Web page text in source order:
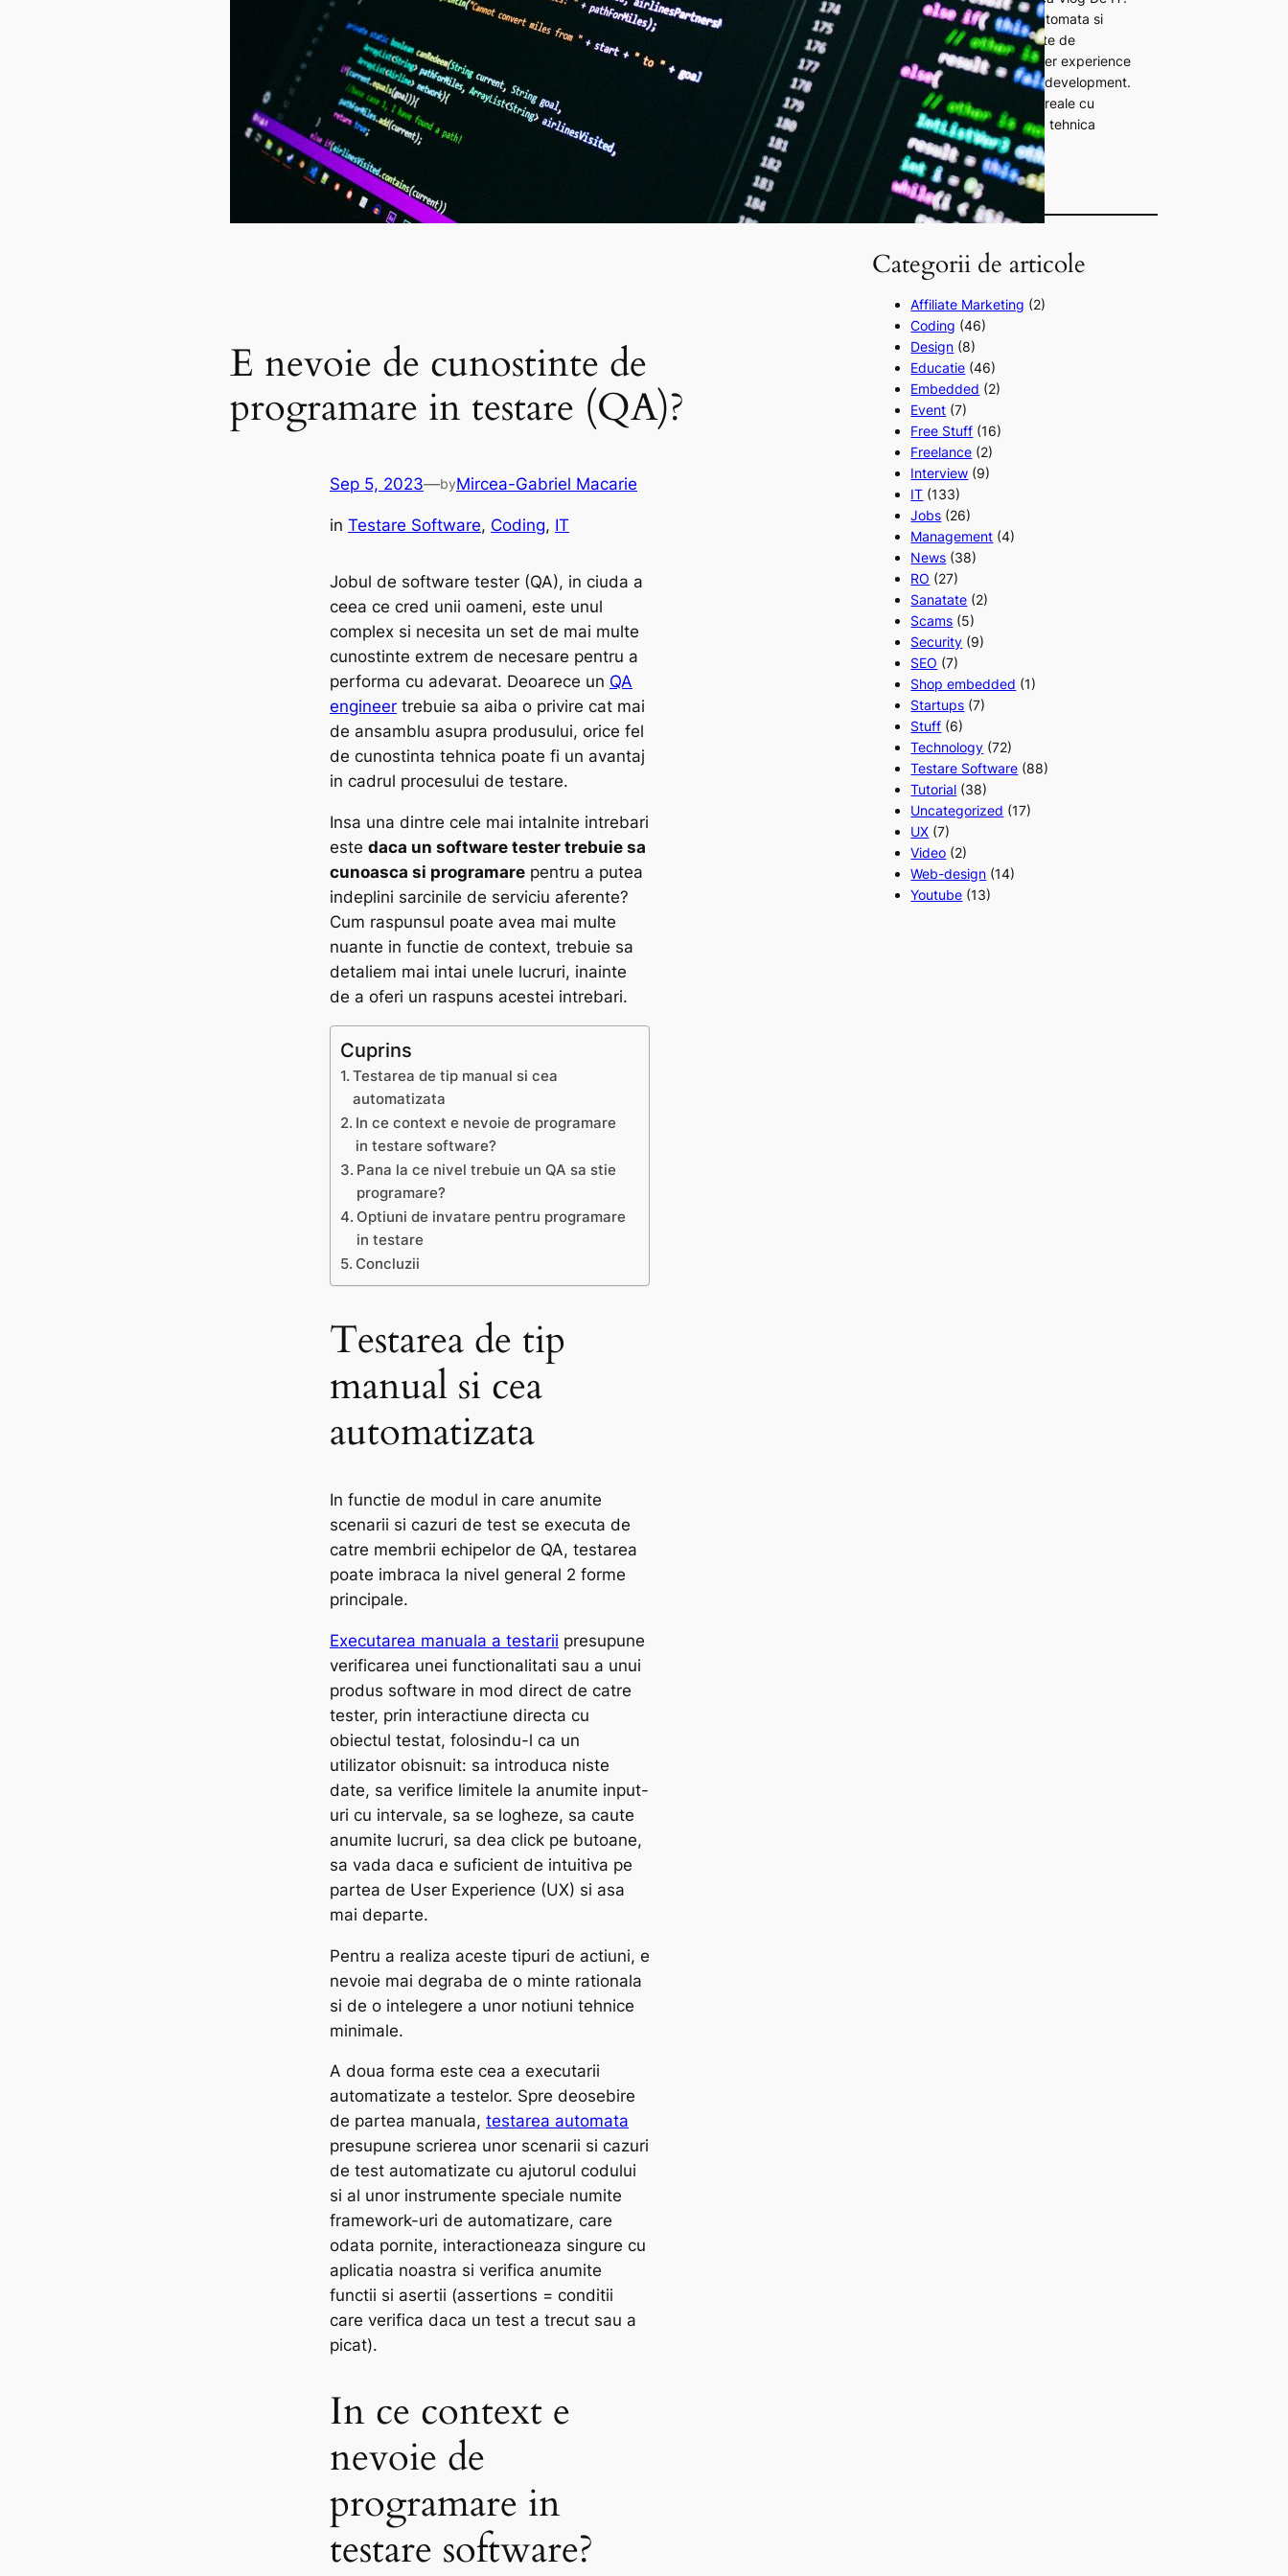
E nevoie de cunostinte de
programare in testare (QA)?
Sep 5, 2023—byMircea-Gabriel Macarie
in Testare Software, Coding, IT
Jobul de software tester (QA), in ciuda a
ceea ce cred unii oameni, este unul
complex si necesita un set de mai multe
cunostinte extrem de necesare pentru a
performa cu adevarat. Deoarece un QA
engineer trebuie sa aiba o privire cat mai
de ansamblu asupra produsului, orice fel
de cunostinta tehnica poate fi un avantaj
in cadrul procesului de testare.
Insa una dintre cele mai intalnite intrebari
este daca un software tester trebuie sa
cunoasca si programare pentru a putea
indeplini sarcinile de serviciu aferente?
Cum raspunsul poate avea mai multe
nuante in functie de context, trebuie sa
detaliem mai intai unele lucruri, inainte
de a oferi un raspuns acestei intrebari.
Cuprins
Testarea de tip manual si cea
automatizata
In ce context e nevoie de programare
in testare software?
Pana la ce nivel trebuie un QA sa stie
programare?
Optiuni de invatare pentru programare
in testare
Concluzii
Testarea de tip
manual si cea
automatizata
In functie de modul in care anumite
scenarii si cazuri de test se executa de
catre membrii echipelor de QA, testarea
poate imbraca la nivel general 2 forme
principale.
Executarea manuala a testarii presupune
verificarea unei functionalitati sau a unui
produs software in mod direct de catre
tester, prin interactiune directa cu
obiectul testat, folosindu-l ca un
utilizator obisnuit: sa introduca niste
date, sa verifice limitele la anumite input-
uri cu intervale, sa se logheze, sa caute
anumite lucruri, sa dea click pe butoane,
sa vada daca e suficient de intuitiva pe
partea de User Experience (UX) si asa
mai departe.
Pentru a realiza aceste tipuri de actiuni, e
nevoie mai degraba de o minte rationala
si de o intelegere a unor notiuni tehnice
minimale.
A doua forma este cea a executarii
automatizate a testelor. Spre deosebire
de partea manuala, testarea automata
presupune scrierea unor scenarii si cazuri
de test automatizate cu ajutorul codului
si al unor instrumente speciale numite
framework-uri de automatizare, care
odata pornite, interactioneaza singure cu
aplicatia noastra si verifica anumite
functii si asertii (assertions = conditii
care verifica daca un test a trecut sau a
picat).
In ce context e
nevoie de
programare in
testare software?
Scriu despre QA, testare automata si
diverse teme generale legate de
domeniul IT. Pasionat de user experience
(UX), bash scripting si web development.
Imbin practica din proiecte reale cu
dorinta de a face informatia tehnica
accesibila si utila.
Categorii de articole
Affiliate Marketing (2)
Coding (46)
Design (8)
Educatie (46)
Embedded (2)
Event (7)
Free Stuff (16)
Freelance (2)
Interview (9)
IT (133)
Jobs (26)
Management (4)
News (38)
RO (27)
Sanatate (2)
Scams (5)
Security (9)
SEO (7)
Shop embedded (1)
Startups (7)
Stuff (6)
Technology (72)
Testare Software (88)
Tutorial (38)
Uncategorized (17)
UX (7)
Video (2)
Web-design (14)
Youtube (13)